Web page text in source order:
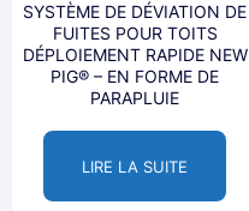
SYSTÈME DE DÉVIATION DE
FUITES POUR TOITS
DÉPLOIEMENT RAPIDE NEW
PIG® – EN FORME DE
PARAPLUIE
LIRE LA SUITE